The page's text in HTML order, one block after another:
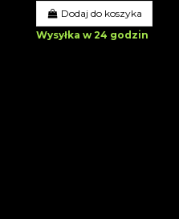
Dodaj do koszyka
Wysyłka w 24 godzin